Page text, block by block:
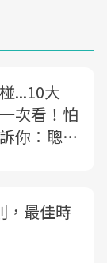
...10大
次看！怕
你：聰明
，最佳時